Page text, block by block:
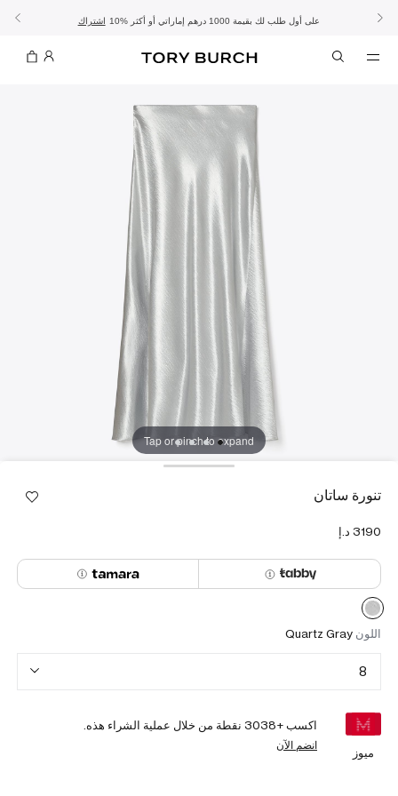
الموسم الجديد: إطلالات العملتسوّقي التشكيلة تشكيلة عيد الأضحىتسوقي اشتراك 10% على أول طلب لك بقيمة 1000 درهم إماراتي أو أكثر تفاصيل - الشحن المجاني تفاصيل - تسوق الآن واستلم في المتجر
Tap or pinch to expand
تنورة ساتان
اللون Quartz Gray
8
ميوز
اكسب +3038 نقطة من خلال عملية الشراء هذه.
انضم الآن